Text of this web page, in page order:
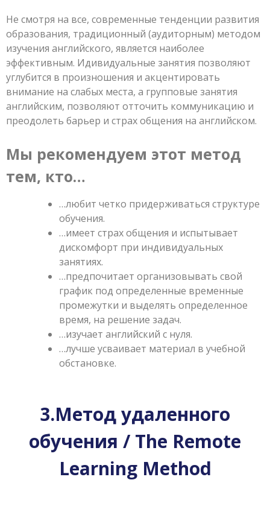
Не смотря на все, современные тенденции развития
образования, традиционный (аудиторным) методом
изучения английского, является наиболее
эффективным. Идивидуальные занятия позволяют
углубится в произношения и акцентировать
внимание на слабых места, а групповые занятия
английским, позволяют отточить коммуникацию и
преодолеть барьер и страх общения на английском.
Мы рекомендуем этот метод
тем, кто…
…любит четко придерживаться структуре
обучения.
…имеет страх общения и испытывает
дискомфорт при индивидуальных
занятиях.
…предпочитает организовывать свой
график под определенные временные
промежутки и выделять определенное
время, на решение задач.
…изучает английский с нуля.
…лучше усваивает материал в учебной
обстановке.
3.Метод удаленного
обучения / The Remote
Learning Method